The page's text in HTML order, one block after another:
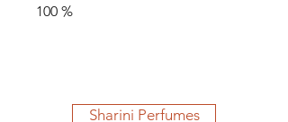
100 %
Sharini Perfumes